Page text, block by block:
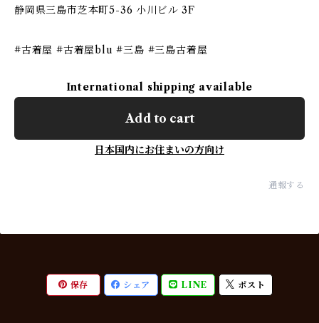
静岡県三島市芝本町5-36 小川ビル 3F
#古着屋 #古着屋blu #三島 #三島古着屋
International shipping available
Add to cart
日本国内にお住まいの方向け
通報する
保存 シェア LINE ポスト